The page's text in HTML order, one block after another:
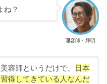
理容師・輝明
ね？
容師というだけで、
日本
得してきている人なんだ